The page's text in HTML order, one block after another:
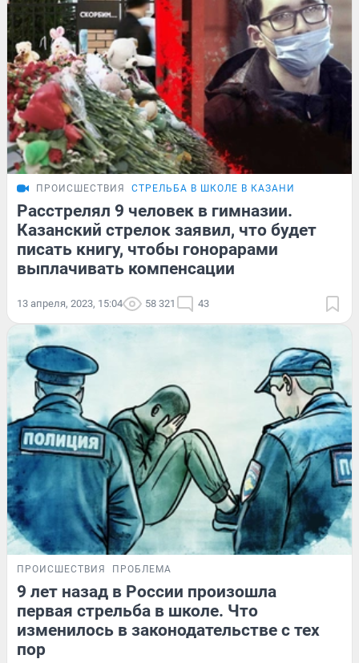
ПРОИСШЕСТВИЯ СТРЕЛЬБА В ШКОЛЕ В КАЗАНИ
Расстрелял 9 человек в гимназии.
Казанский стрелок заявил, что будет
писать книгу, чтобы гонорарами
выплачивать компенсации
13 апреля, 2023, 15:04 58 321 43
ПРОИСШЕСТВИЯ ПРОБЛЕМА
9 лет назад в России произошла
первая стрельба в школе. Что
изменилось в законодательстве с тех
пор